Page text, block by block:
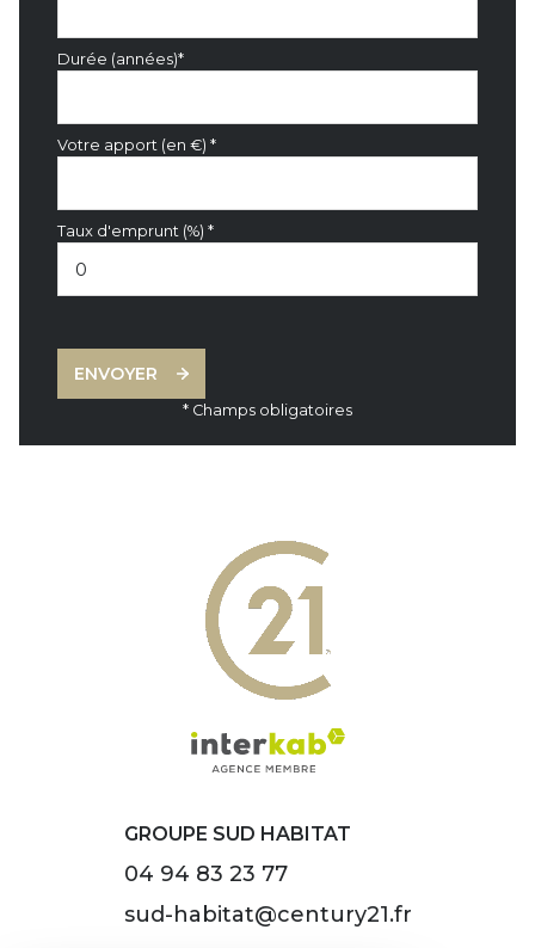
Durée (années)*
Votre apport (en €) *
Taux d'emprunt (%) *
ENVOYER
* Champs obligatoires
GROUPE SUD HABITAT
04 94 83 23 77
sud-habitat@century21.fr